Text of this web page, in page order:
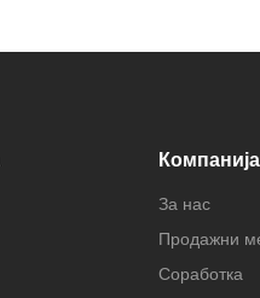
Компанија
За нас
Продажни
Соработка